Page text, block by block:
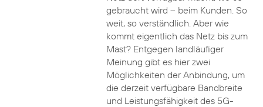
gebraucht wird – beim Kunden. So
weit, so verständlich. Aber wie
kommt eigentlich das Netz bis zum
Mast? Entgegen landläufiger
Meinung gibt es hier zwei
Möglichkeiten der Anbindung, um
die derzeit verfügbare Bandbreite
und Leistungsfähigkeit des 5G-